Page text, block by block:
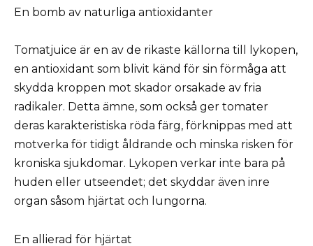
En bomb av naturliga antioxidanter
Tomatjuice är en av de rikaste källorna till lykopen,
en antioxidant som blivit känd för sin förmåga att
skydda kroppen mot skador orsakade av fria
radikaler. Detta ämne, som också ger tomater
deras karakteristiska röda färg, förknippas med att
motverka för tidigt åldrande och minska risken för
kroniska sjukdomar. Lykopen verkar inte bara på
huden eller utseendet; det skyddar även inre
organ såsom hjärtat och lungorna.
En allierad för hjärtat